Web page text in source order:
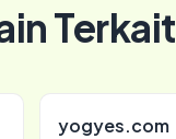
Terkait
yogyes.com